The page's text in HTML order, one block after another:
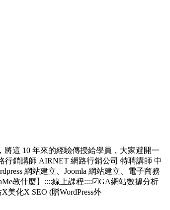
這 10 年來的經驗傳授給學員，大家避開一
銷講師 AIRNET 網路行銷公司 特聘講師 中
網站建立、Joomla 網站建立、電子商務
教什麼】::::線上課程::::☑GA網站數據分析
化X SEO (贈WordPress外